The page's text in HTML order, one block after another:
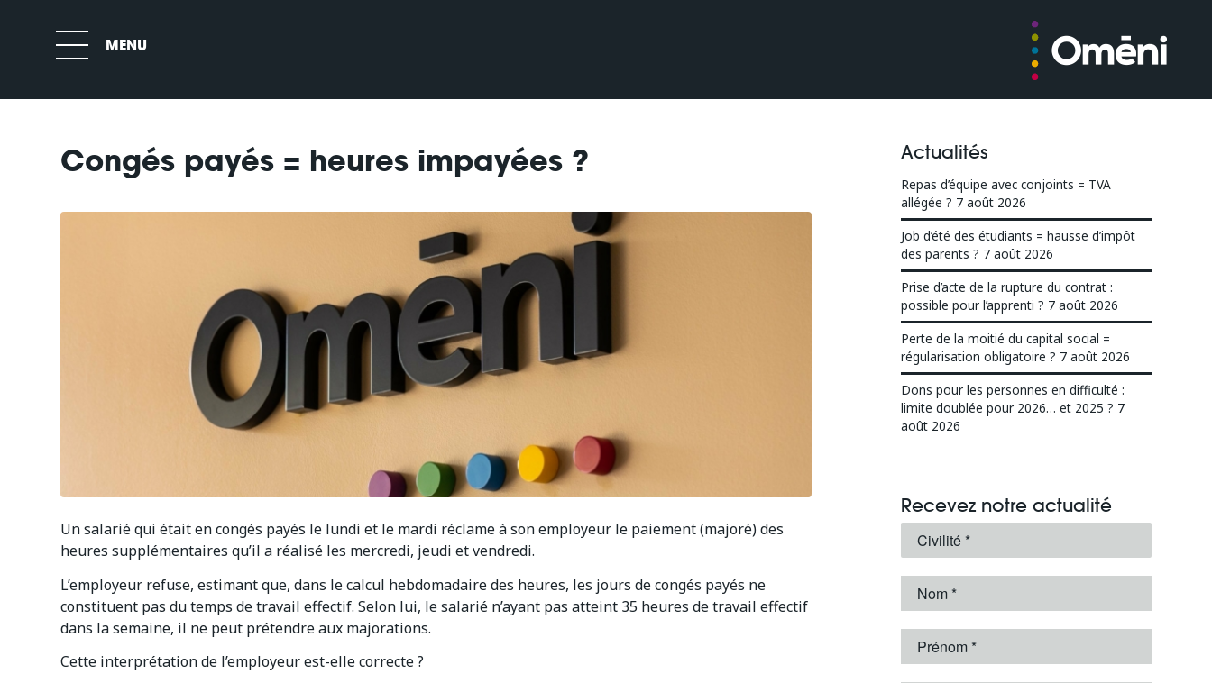
Congés payés = heures impayées ?
Un salarié qui était en congés payés le lundi et le mardi réclame à son employeur le paiement (majoré) des
heures supplémentaires qu’il a réalisé les mercredi, jeudi et vendredi.
L’employeur refuse, estimant que, dans le calcul hebdomadaire des heures, les jours de congés payés ne
constituent pas du temps de travail effectif. Selon lui, le salarié n’ayant pas atteint 35 heures de travail effectif
dans la semaine, il ne peut prétendre aux majorations.
Cette interprétation de l’employeur est-elle correcte ?
Actualités
Repas d’équipe avec conjoints = TVA
allégée ? 7 août 2026
Job d’été des étudiants = hausse d’impôt
des parents ? 7 août 2026
Prise d’acte de la rupture du contrat :
possible pour l’apprenti ? 7 août 2026
Perte de la moitié du capital social =
régularisation obligatoire ? 7 août 2026
Dons pour les personnes en difficulté :
limite doublée pour 2026… et 2025 ? 7
août 2026
Recevez notre actualité